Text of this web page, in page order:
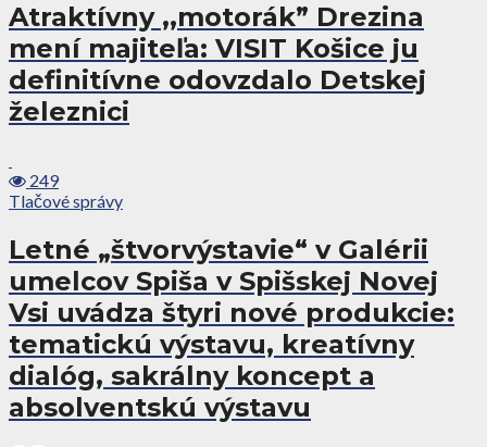
Atraktívny ,,motorák” Drezina
mení majiteľa: VISIT Košice ju
definitívne odovzdalo Detskej
železnici
249
Tlačové správy
Letné „štvorvýstavie“ v Galérii
umelcov Spiša v Spišskej Novej
Vsi uvádza štyri nové produkcie:
tematickú výstavu, kreatívny
dialóg, sakrálny koncept a
absolventskú výstavu